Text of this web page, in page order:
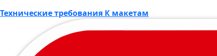
Технические требования К макетам